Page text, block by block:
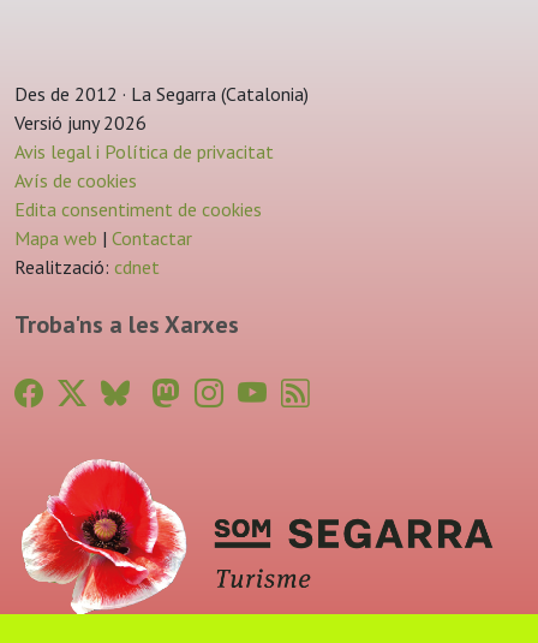
Des de 2012 · La Segarra (Catalonia)
Versió juny 2026
Avis legal i Política de privacitat
Avís de cookies
Edita consentiment de cookies
Mapa web | Contactar
Realització: cdnet
Troba'ns a les Xarxes